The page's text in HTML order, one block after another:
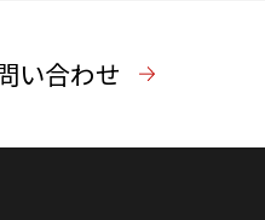
い合わせ